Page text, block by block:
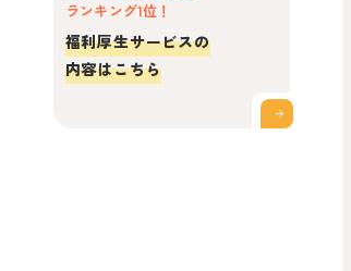
ランキング1位！
福利厚生サービスの
内容はこちら